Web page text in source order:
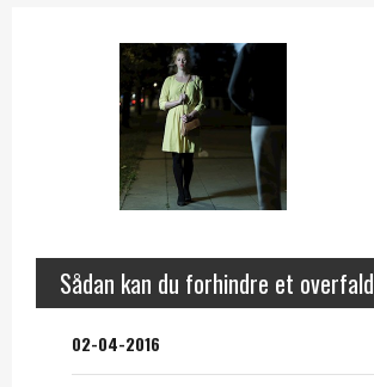
Sådan kan du forhindre et overfald
02-04-2016